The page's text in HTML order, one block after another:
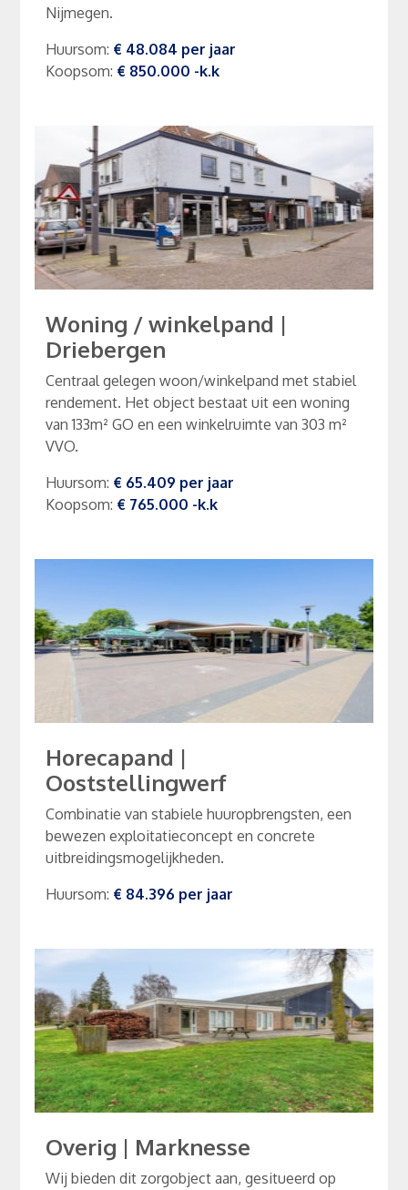
Nijmegen.
Huursom: € 48.084 per jaar
Koopsom: € 850.000 -k.k
Woning / winkelpand |
Driebergen
Centraal gelegen woon/winkelpand met stabiel
rendement. Het object bestaat uit een woning
van 133m² GO en een winkelruimte van 303 m²
VVO.
Huursom: € 65.409 per jaar
Koopsom: € 765.000 -k.k
Horecapand |
Ooststellingwerf
Combinatie van stabiele huuropbrengsten, een
bewezen exploitatieconcept en concrete
uitbreidingsmogelijkheden.
Huursom: € 84.396 per jaar
Overig | Marknesse
Wij bieden dit zorgobject aan, gesitueerd op